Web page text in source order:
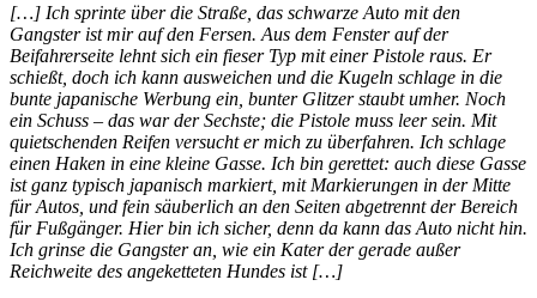
[…] Ich sprinte über die Straße, das schwarze Auto mit den
Gangster ist mir auf den Fersen. Aus dem Fenster auf der
Beifahrerseite lehnt sich ein fieser Typ mit einer Pistole raus. Er
schießt, doch ich kann ausweichen und die Kugeln schlage in die
bunte japanische Werbung ein, bunter Glitzer staubt umher. Noch
ein Schuss – das war der Sechste; die Pistole muss leer sein. Mit
quietschenden Reifen versucht er mich zu überfahren. Ich schlage
einen Haken in eine kleine Gasse. Ich bin gerettet: auch diese Gasse
ist ganz typisch japanisch markiert, mit Markierungen in der Mitte
für Autos, und fein säuberlich an den Seiten abgetrennt der Bereich
für Fußgänger. Hier bin ich sicher, denn da kann das Auto nicht hin.
Ich grinse die Gangster an, wie ein Kater der gerade außer
Reichweite des angeketteten Hundes ist […]